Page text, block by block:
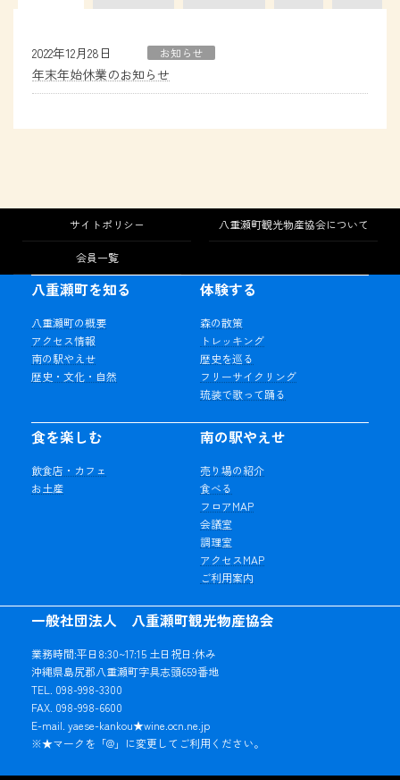
2022年12月28日 お知らせ
年末年始休業のお知らせ
サイトポリシー 八重瀬町観光物産協会について
会員一覧
一般社団法人 八重瀬町観光物産協会
業務時間:平日8:30~17:15 土日祝日:休み
沖縄県島尻郡八重瀬町字具志頭659番地
TEL. 098-998-3300
FAX. 098-998-6600
E-mail. yaese-kankou★wine.ocn.ne.jp
※★マークを「@」に変更してご利用ください。
八重瀬町を知る
八重瀬町の概要
アクセス情報
南の駅やえせ
歴史・文化・自然
体験する
森の散策
トレッキング
歴史を巡る
フリーサイクリング
琉装で歌って踊る
食を楽しむ
飲食店・カフェ
お土産
南の駅やえせ
売り場の紹介
食べる
フロアMAP
会議室
調理室
アクセスMAP
ご利用案内